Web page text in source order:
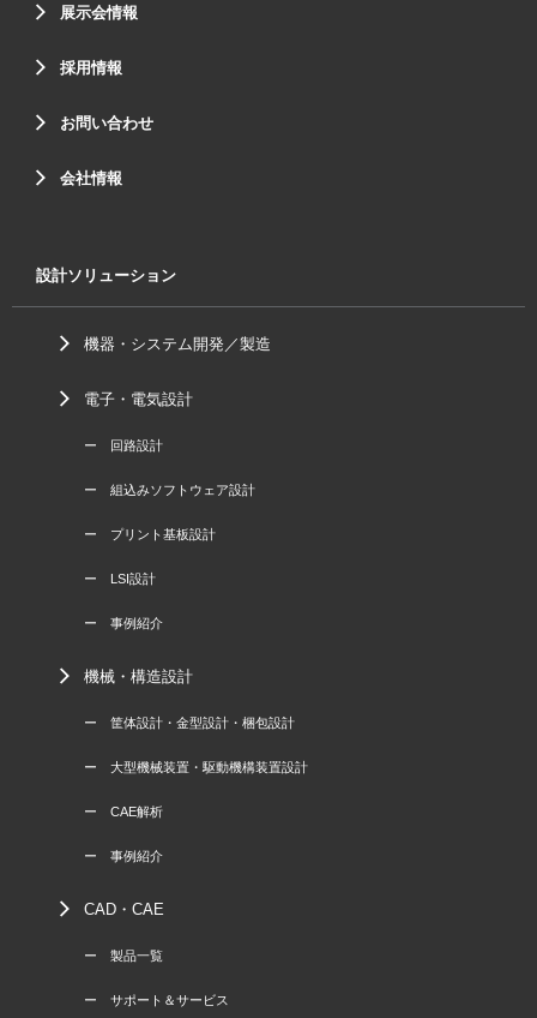
展示会情報
採用情報
お問い合わせ
会社情報
設計ソリューション
機器・システム開発／製造
電子・電気設計
ー 回路設計
ー 組込みソフトウェア設計
ー プリント基板設計
ー LSI設計
ー 事例紹介
機械・構造設計
ー 筐体設計・金型設計・梱包設計
ー 大型機械装置・駆動機構装置設計
ー CAE解析
ー 事例紹介
CAD・CAE
ー 製品一覧
ー サポート＆サービス